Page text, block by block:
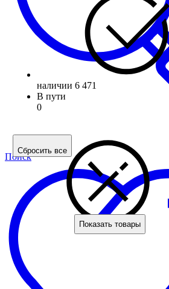
Поиск
наличии 6 471
В пути
0
Сбросить все
Показать товары